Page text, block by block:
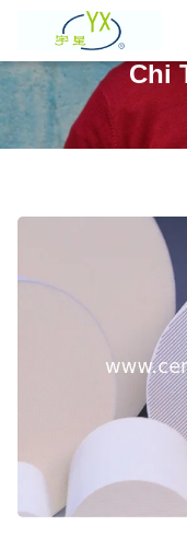
Chi